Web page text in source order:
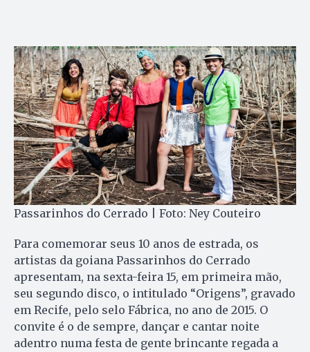
Passarinhos do Cerrado | Foto: Ney Couteiro
Para comemorar seus 10 anos de estrada, os
artistas da goiana Passarinhos do Cerrado
apresentam, na sexta-feira 15, em primeira mão,
seu segundo disco, o intitulado “Origens”, gravado
em Recife, pelo selo Fábrica, no ano de 2015. O
convite é o de sempre, dançar e cantar noite
adentro numa festa de gente brincante regada a